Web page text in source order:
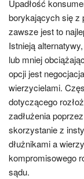
Upadłość
borykających się z
zawsze jest to
Istnieją
lub mniej
opcji jest
wierzycielami.
dotyczącego
zadłużenia
skorzystanie z
dłużnikami a
kompromisowego
sądu.